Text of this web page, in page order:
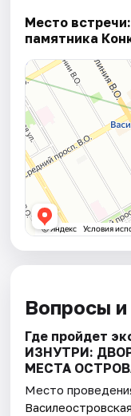
Место
памятника
Вопросы
Где пройдет
ИЗНУТРИ:
МЕСТА
Место